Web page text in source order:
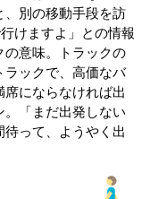
、別の移動手段を訪
けますよ」との情報
の意味。トラックの
ラックで、高価なバ
にならなければ出
「まだ出発しない
って、ようやく出